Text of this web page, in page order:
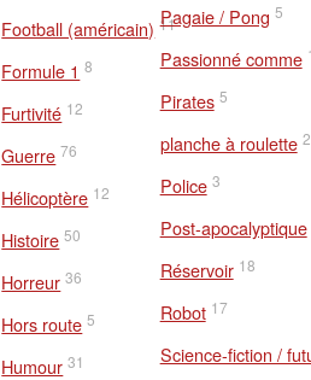
Football (américain) 11
Formule 1 8
Furtivité 12
Guerre 76
Hélicoptère 12
Histoire 50
Horreur 36
Hors route 5
Humour 31
Pagaie / Pong 5
Passionné comme
Pirates 5
planche à roulette 2
Police 3
Post-apocalyptique
Réservoir 18
Robot 17
Science-fiction /